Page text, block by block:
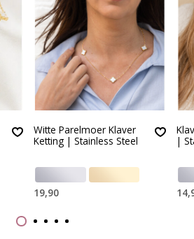
Witte Parelmoer Klaver
Ketting | Stainless Steel
19,90
|